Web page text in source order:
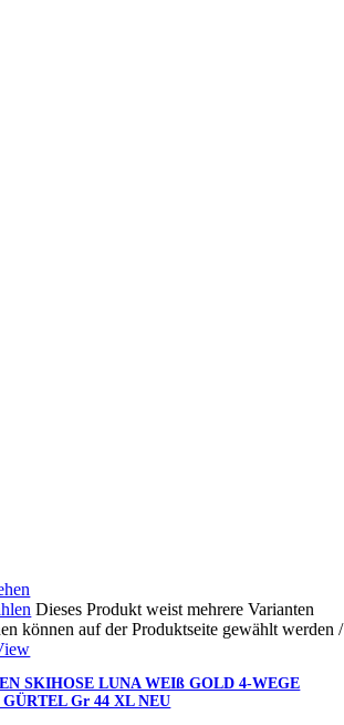
Dieses Produkt weist mehrere Varianten
können auf der Produktseite gewählt werden/
SKIHOSE LUNA WEIß GOLD 4-WEGE
Gr 44 XL NEU